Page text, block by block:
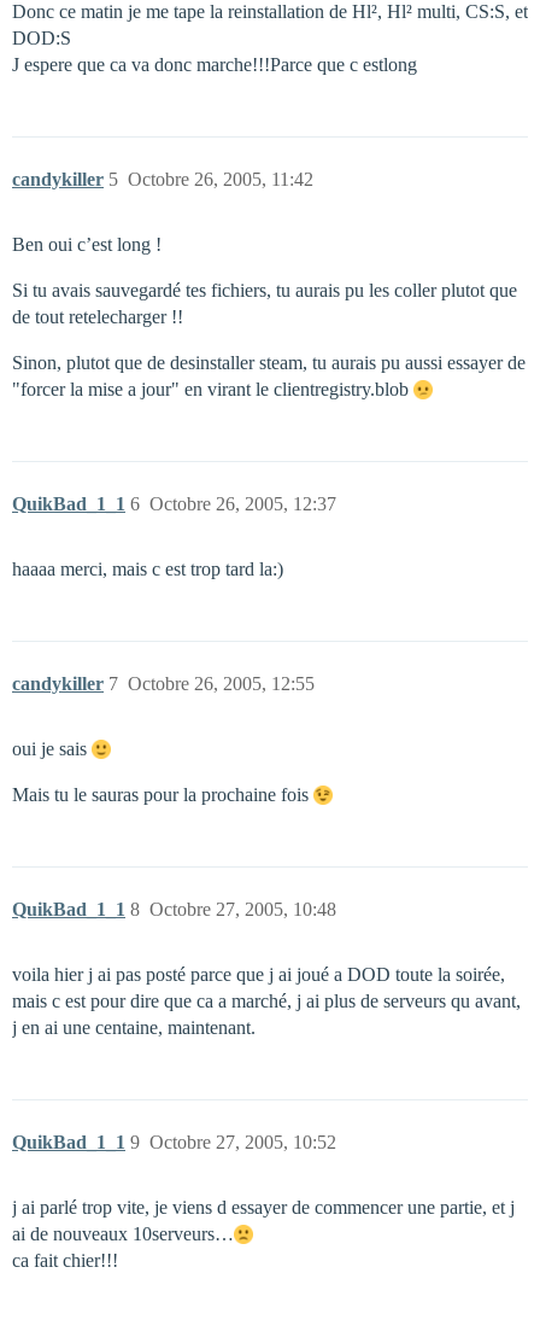
Donc ce matin je me tape la reinstallation de Hl², Hl² multi, CS:S, et
DOD:S
J espere que ca va donc marche!!!Parce que c estlong
candykiller Octobre 26, 2005, 11:42
5
Ben oui c’est long !
Si tu avais sauvegardé tes fichiers, tu aurais pu les coller plutot que
de tout retelecharger !!
Sinon, plutot que de desinstaller steam, tu aurais pu aussi essayer de
"forcer la mise a jour" en virant le clientregistry.blob
QuikBad_1_1 Octobre 26, 2005, 12:37
6
haaaa merci, mais c est trop tard la:)
candykiller Octobre 26, 2005, 12:55
7
oui je sais
Mais tu le sauras pour la prochaine fois
QuikBad_1_1 Octobre 27, 2005, 10:48
8
voila hier j ai pas posté parce que j ai joué a DOD toute la soirée,
mais c est pour dire que ca a marché, j ai plus de serveurs qu avant,
j en ai une centaine, maintenant.
QuikBad_1_1 Octobre 27, 2005, 10:52
9
j ai parlé trop vite, je viens d essayer de commencer une partie, et j
ai de nouveaux 10serveurs…
ca fait chier!!!